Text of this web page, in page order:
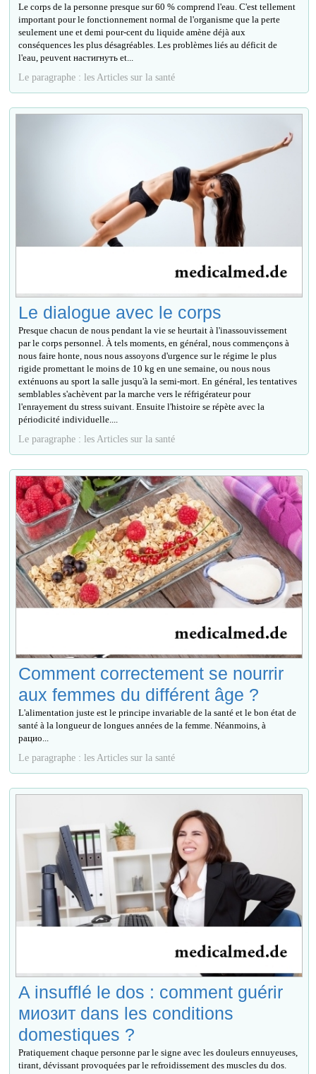
Le corps de la personne presque sur 60 % comprend l'eau. C'est tellement
important pour le fonctionnement normal de l'organisme que la perte
seulement une et demi pour-cent du liquide amène déjà aux
conséquences les plus désagréables. Les problèmes liés au déficit de
l'eau, peuvent настигнуть et...
Le paragraphe : les Articles sur la santé
Le dialogue avec le corps
Presque chacun de nous pendant la vie se heurtait à l'inassouvissement
par le corps personnel. À tels moments, en général, nous commençons à
nous faire honte, nous nous assoyons d'urgence sur le régime le plus
rigide promettant le moins de 10 kg en une semaine, ou nous nous
exténuons au sport la salle jusqu'à la semi-mort. En général, les tentatives
semblables s'achèvent par la marche vers le réfrigérateur pour
l'enrayement du stress suivant. Ensuite l'histoire se répète avec la
périodicité individuelle....
Le paragraphe : les Articles sur la santé
Comment correctement se nourrir
aux femmes du différent âge ?
L'alimentation juste est le principe invariable de la santé et le bon état de
santé à la longueur de longues années de la femme. Néanmoins, à
рацио...
Le paragraphe : les Articles sur la santé
A insufflé le dos : comment guérir
миозит dans les conditions
domestiques ?
Pratiquement chaque personne par le signe avec les douleurs ennuyeuses,
tirant, dévissant provoquées par le refroidissement des muscles du dos.